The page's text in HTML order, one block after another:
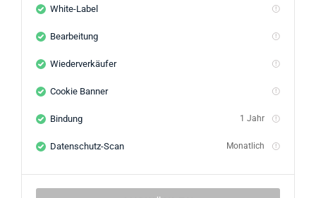
White-Label
Bearbeitung
Wiederverkäufer
Cookie Banner
Bindung 1 Jahr
Datenschutz-Scan Monatlich